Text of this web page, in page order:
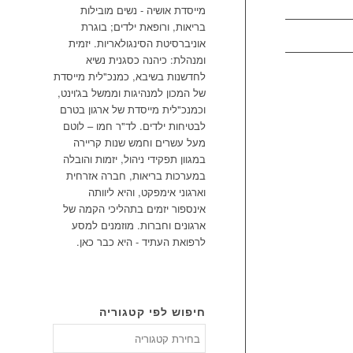
מייסדת אושיה - נשים מובילות
בריאות, ורופאת ילדים; בוגרת
אוניברסיטת הסינגולאריות. יזמית
ומנהלת: כיהנה כסגנית נשיא
לחדשנות בשיבא, כמנכ"לית מייסדת
של המכון למנהיגות וממשל בג'וינט,
וכמנכ"לית מייסדת של ארגון בטרם
לבטיחות ילדים. לד"ר חמו – לוטם
מעל עשרים וחמש שנות קריירה
במגוון תפקידי ניהול, יזמות והובלה
במערכות בריאות, חברה אזרחית
וארגוני אימפקט, והיא ליוותה
אינספור יזמים בתהליכי הקמה של
ארגונים וחברות. מוזמנים למסע
לרפואת העתיד - היא כבר כאן.
חיפוש לפי קטגוריה